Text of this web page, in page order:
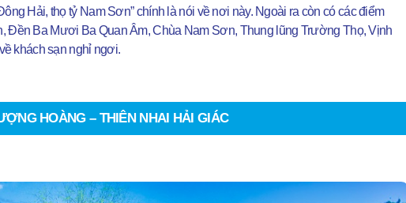
Hải, thọ tỷ Nam Sơn” chính là nói về nơi này. Ngoài ra còn có các điểm
Đền Ba Mươi Ba Quan Âm, Chùa Nam Sơn, Thung lũng Trường Thọ, Vịnh
khách sạn nghỉ ngơi.
HOÀNG – THIÊN NHAI HẢI GIÁC